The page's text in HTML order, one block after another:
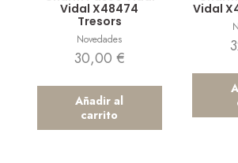
Vidal X48474
Tresors
Novedades
30,00 €
Añadir al
carrito
Vidal